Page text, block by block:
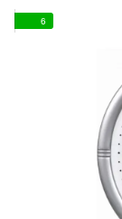
6